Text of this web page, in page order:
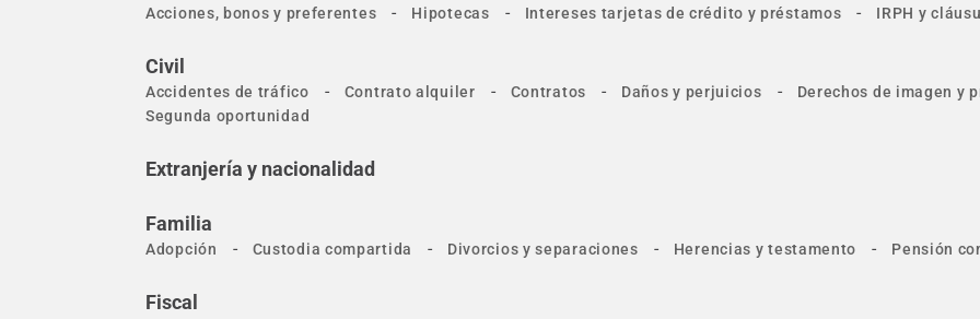
Acciones, bonos y preferentes - Hipotecas - Intereses tarjetas de crédito y préstamos - IRPH y
Civil
Accidentes de tráfico - Contrato alquiler - Contratos - Daños y perjuicios - Derechos de imagen y
Segunda oportunidad
Extranjería y nacionalidad
Familia
Adopción - Custodia compartida - Divorcios y separaciones - Herencias y testamento - Pensión
Fiscal